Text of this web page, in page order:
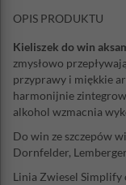
OPIS PRODUKTU
Kieliszek do win
zmysłowo
przyprawy i miękkie
harmonijnie
alkohol wzmacnia
Do win ze szczepów
Dornfelder,
Linia Zwiesel Simplify